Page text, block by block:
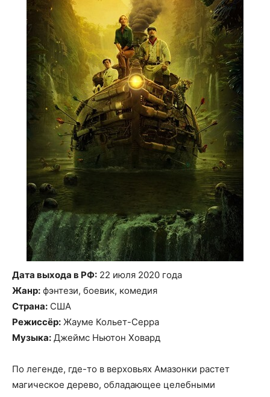
Дата выхода в РФ: 22 июля 2020 года
Жанр: фэнтези, боевик, комедия
Страна: США
Режиссёр: Жауме Кольет-Серра
Музыка: Джеймс Ньютон Ховард
По легенде, где-то в верховьях Амазонки растет
магическое дерево, обладающее целебными